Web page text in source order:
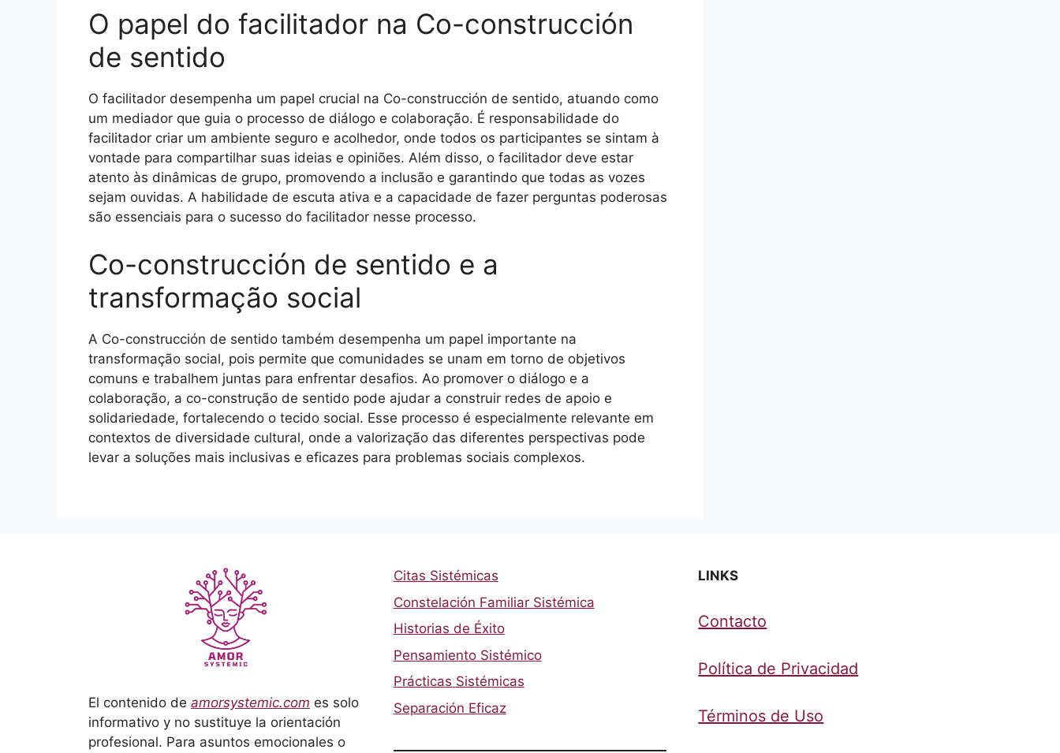
O papel do facilitador na Co-construcción
de sentido
O facilitador desempenha um papel crucial na Co-construcción de sentido, atuando como
um mediador que guia o processo de diálogo e colaboração. É responsabilidade do
facilitador criar um ambiente seguro e acolhedor, onde todos os participantes se sintam à
vontade para compartilhar suas ideias e opiniões. Além disso, o facilitador deve estar
atento às dinâmicas de grupo, promovendo a inclusão e garantindo que todas as vozes
sejam ouvidas. A habilidade de escuta ativa e a capacidade de fazer perguntas poderosas
são essenciais para o sucesso do facilitador nesse processo.
Co-construcción de sentido e a
transformação social
A Co-construcción de sentido também desempenha um papel importante na
transformação social, pois permite que comunidades se unam em torno de objetivos
comuns e trabalhem juntas para enfrentar desafios. Ao promover o diálogo e a
colaboração, a co-construção de sentido pode ajudar a construir redes de apoio e
solidariedade, fortalecendo o tecido social. Esse processo é especialmente relevante em
contextos de diversidade cultural, onde a valorização das diferentes perspectivas pode
levar a soluções mais inclusivas e eficazes para problemas sociais complexos.
El contenido de amorsystemic.com es solo
informativo y no sustituye la orientación
profesional. Para asuntos emocionales o
Citas Sistémicas
Constelación Familiar Sistémica
Historias de Éxito
Pensamiento Sistémico
Prácticas Sistémicas
Separación Eficaz
LINKS
Contacto
Política de Privacidad
Términos de Uso